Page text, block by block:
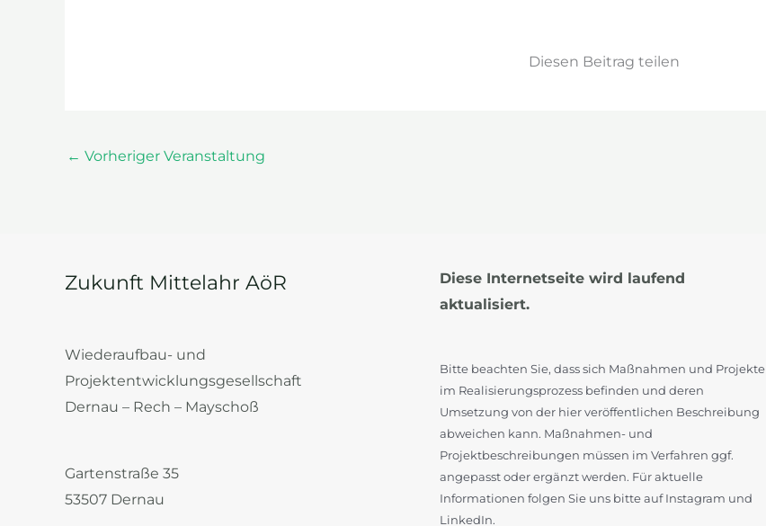
Diesen Beitrag teilen
← Vorheriger Veranstaltung
Zukunft Mittelahr AöR
Wiederaufbau- und
Projektentwicklungsgesellschaft
Dernau – Rech – Mayschoß
Gartenstraße 35
53507 Dernau
Diese Internetseite wird laufend
aktualisiert.
Bitte beachten Sie, dass sich Maßnahmen und Projekte
im Realisierungsprozess befinden und deren
Umsetzung von der hier veröffentlichen Beschreibung
abweichen kann. Maßnahmen- und
Projektbeschreibungen müssen im Verfahren ggf.
angepasst oder ergänzt werden. Für aktuelle
Informationen folgen Sie uns bitte auf Instagram und
LinkedIn.